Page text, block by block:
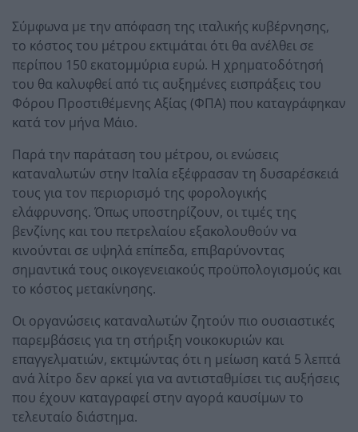
Σύμφωνα με την απόφαση της ιταλικής κυβέρνησης,
το κόστος του μέτρου εκτιμάται ότι θα ανέλθει σε
περίπου 150 εκατομμύρια ευρώ. Η χρηματοδότησή
του θα καλυφθεί από τις αυξημένες εισπράξεις του
Φόρου Προστιθέμενης Αξίας (ΦΠΑ) που καταγράφηκαν
κατά τον μήνα Μάιο.
Παρά την παράταση του μέτρου, οι ενώσεις
καταναλωτών στην Ιταλία εξέφρασαν τη δυσαρέσκειά
τους για τον περιορισμό της φορολογικής
ελάφρυνσης. Όπως υποστηρίζουν, οι τιμές της
βενζίνης και του πετρελαίου εξακολουθούν να
κινούνται σε υψηλά επίπεδα, επιβαρύνοντας
σημαντικά τους οικογενειακούς προϋπολογισμούς και
το κόστος μετακίνησης.
Οι οργανώσεις καταναλωτών ζητούν πιο ουσιαστικές
παρεμβάσεις για τη στήριξη νοικοκυριών και
επαγγελματιών, εκτιμώντας ότι η μείωση κατά 5 λεπτά
ανά λίτρο δεν αρκεί για να αντισταθμίσει τις αυξήσεις
που έχουν καταγραφεί στην αγορά καυσίμων το
τελευταίο διάστημα.